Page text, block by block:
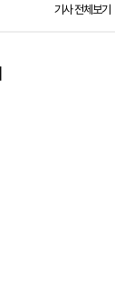
기사 전체보기